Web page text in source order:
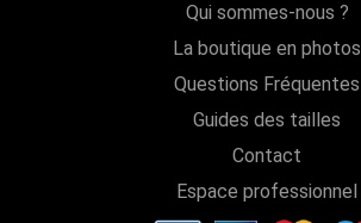
Qui sommes-nous ?
La boutique en photos
Questions Fréquentes
Guides des tailles
Contact
Espace professionnel